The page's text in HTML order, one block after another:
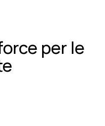
per le